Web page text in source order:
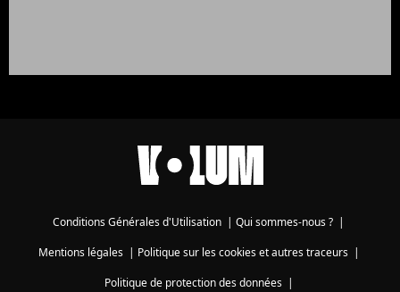
Conditions Générales d'Utilisation Qui sommes-nous ?
Mentions légales| Politique sur les cookies et autres traceurs|
Politique de protection des données|